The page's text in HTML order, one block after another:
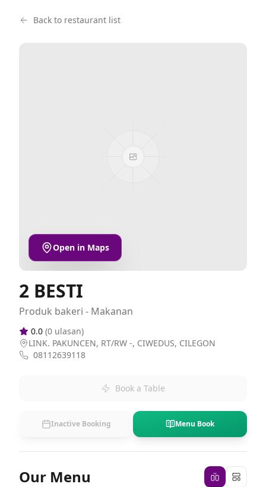
Back to restaurant list
Open in Maps
2 BESTI
Produk bakeri - Makanan
0.0 (0 ulasan)
LINK. PAKUNCEN, RT/RW -, CIWEDUS, CILEGON
08112639118
Book a Table
Inactive Booking Menu Book
Our Menu